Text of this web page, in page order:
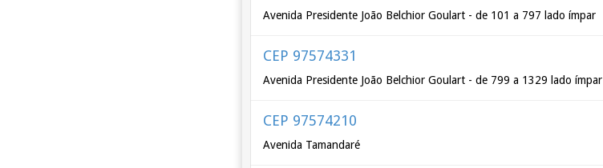
Avenida Presidente João Belchior Goulart - de 101 a 797 lado ímpar
CEP 97574331
Avenida Presidente João Belchior Goulart - de 799 a 1329 lado ímpar
CEP 97574210
Avenida Tamandaré